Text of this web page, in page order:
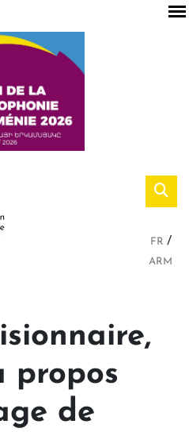
FR
ARM
propos
de